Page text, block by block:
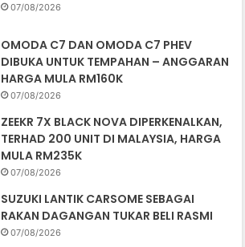
07/08/2026
OMODA C7 DAN OMODA C7 PHEV
DIBUKA UNTUK TEMPAHAN – ANGGARAN
HARGA MULA RM160K
07/08/2026
ZEEKR 7X BLACK NOVA DIPERKENALKAN,
TERHAD 200 UNIT DI MALAYSIA, HARGA
MULA RM235K
07/08/2026
SUZUKI LANTIK CARSOME SEBAGAI
RAKAN DAGANGAN TUKAR BELI RASMI
07/08/2026